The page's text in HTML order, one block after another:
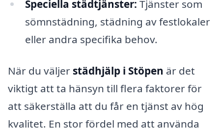
Speciella städtjänster: Tjänster som
sömnstädning, städning av festlokaler
eller andra specifika behov.
När du väljer städhjälp i Stöpen är det
viktigt att ta hänsyn till flera faktorer för
att säkerställa att du får en tjänst av hög
kvalitet. En stor fördel med att använda